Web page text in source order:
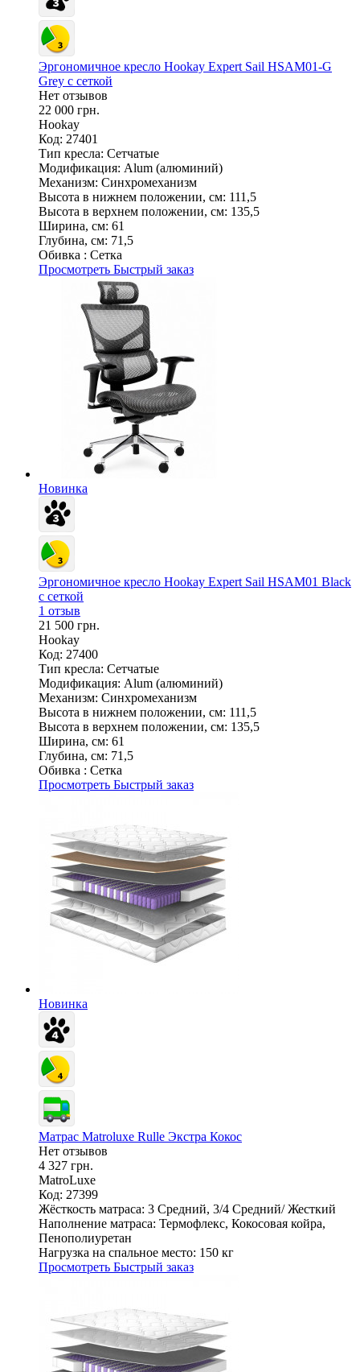
Эргономичное кресло Hookay Expert Sail HSAM01-G
Grey с сеткой
Нет отзывов
22 000 грн.
Hookay
Код: 27401
Тип кресла: Сетчатые
Модификация: Alum (алюминий)
Механизм: Синхромеханизм
Высота в нижнем положении, см: 111,5
Высота в верхнем положении, см: 135,5
Ширина, см: 61
Глубина, см: 71,5
Обивка : Сетка
Просмотреть Быстрый заказ
Новинка
Эргономичное кресло Hookay Expert Sail HSAM01 Black
с сеткой
1 отзыв
21 500 грн.
Hookay
Код: 27400
Тип кресла: Сетчатые
Модификация: Alum (алюминий)
Механизм: Синхромеханизм
Высота в нижнем положении, см: 111,5
Высота в верхнем положении, см: 135,5
Ширина, см: 61
Глубина, см: 71,5
Обивка : Сетка
Просмотреть Быстрый заказ
Новинка
Матрас Matroluxe Rulle Экстра Кокос
Нет отзывов
4 327 грн.
MatroLuxe
Код: 27399
Жёсткость матраса: 3 Средний, 3/4 Средний/ Жесткий
Наполнение матраса: Термофлекс, Кокосовая койра,
Пенополиуретан
Нагрузка на спальное место: 150 кг
Просмотреть Быстрый заказ